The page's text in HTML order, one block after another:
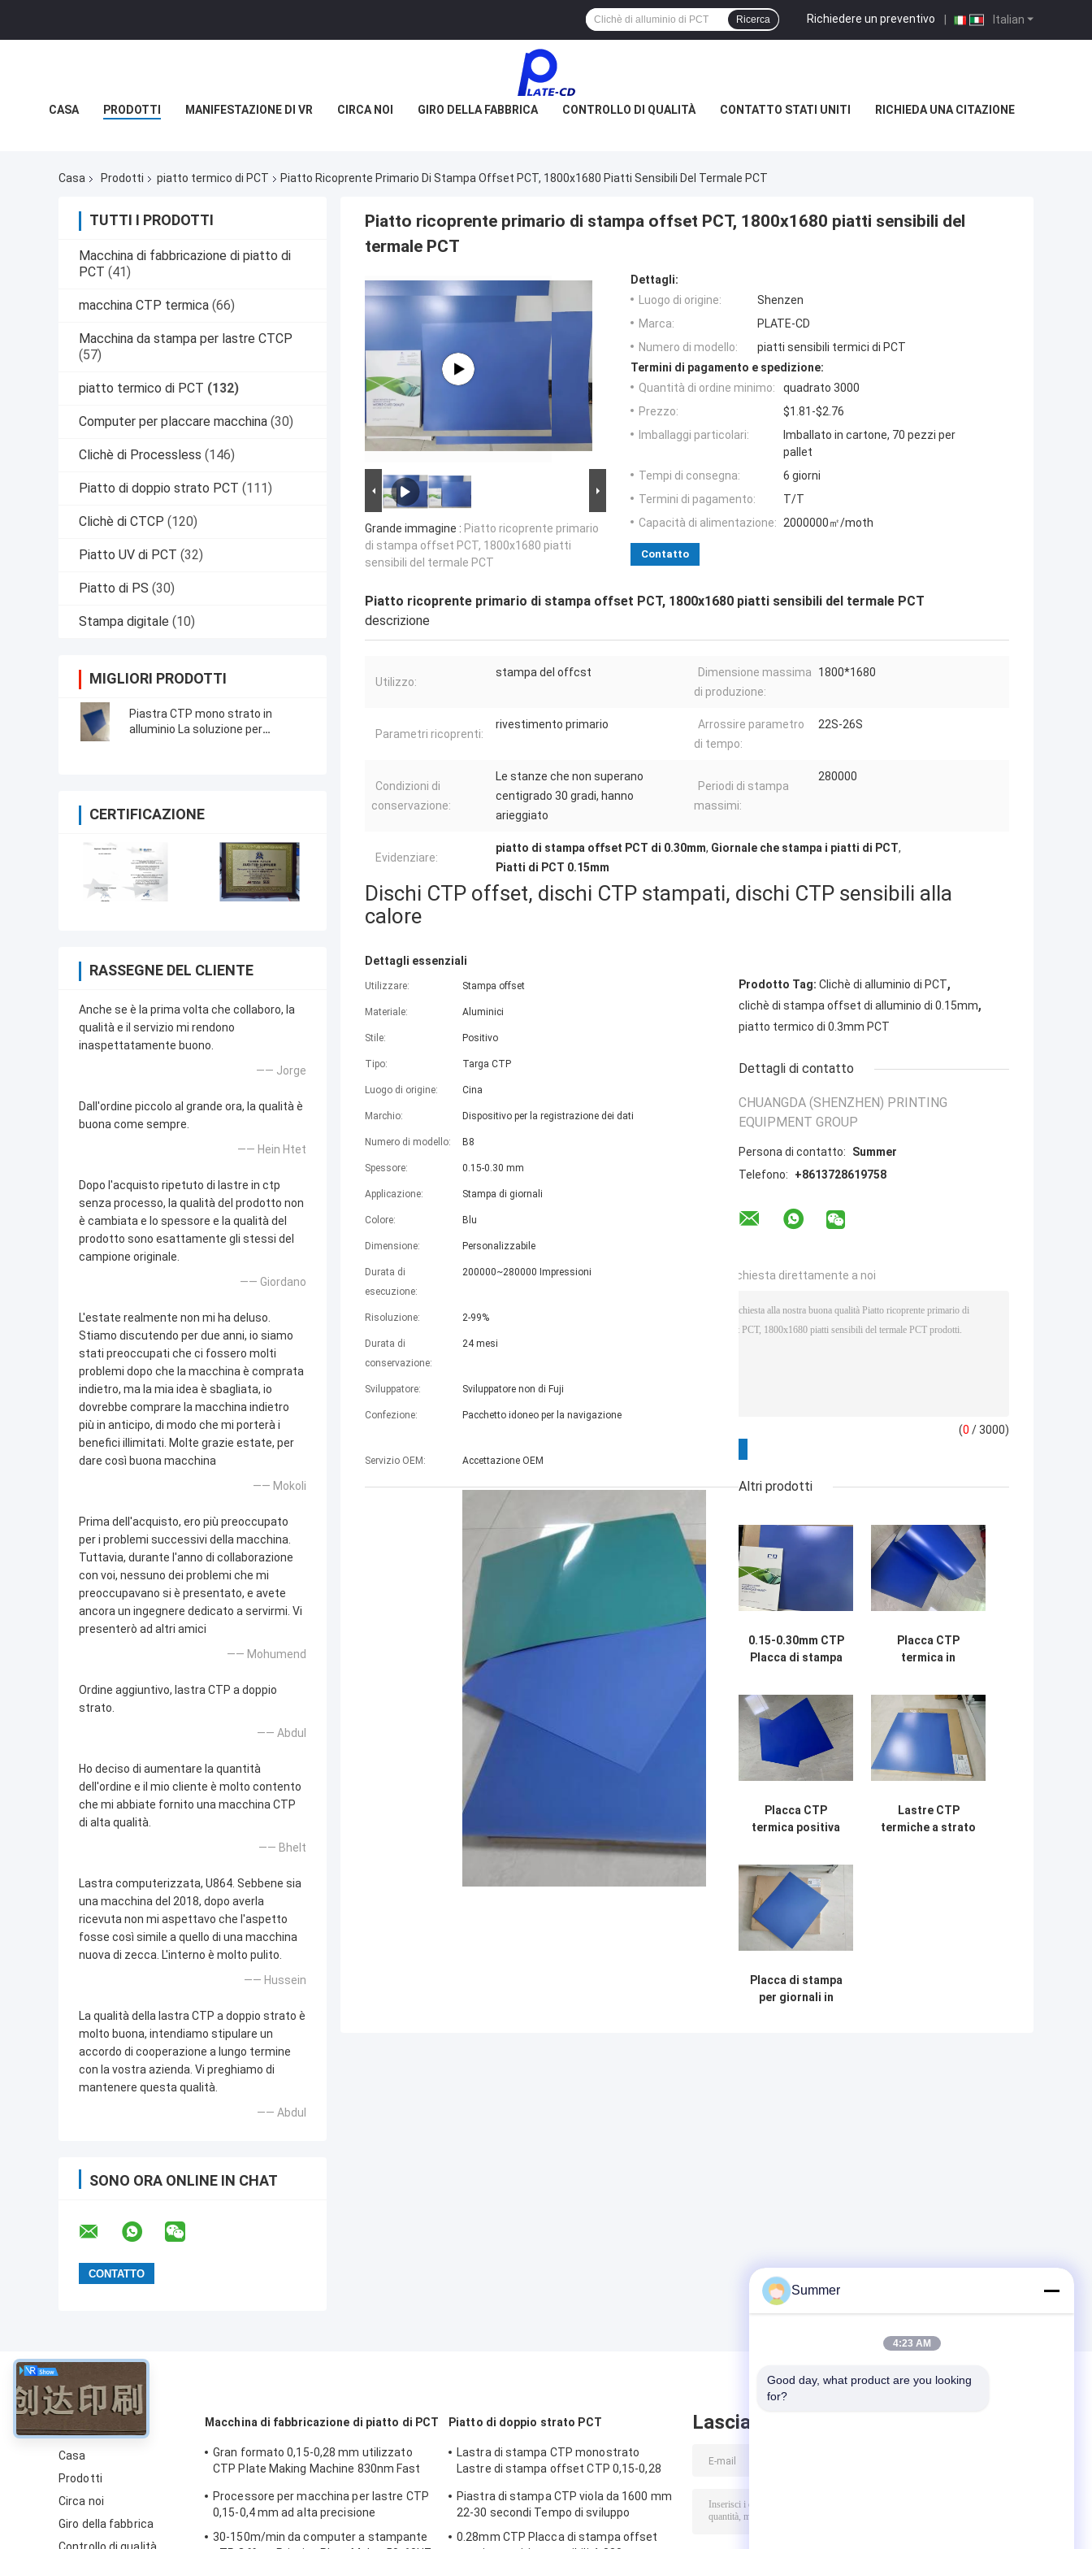
Italian
Richiedere un preventivo |
Ricerca
CASA PRODOTTI MANIFESTAZIONE DI VR CIRCA NOI GIRO DELLA FABBRICA CONTROLLO DI QUALITÀ CONTATTO STATI UNITI RICHIEDA UNA CITAZIONE
Casa Prodotti piatto termico di PCT Piatto Ricoprente Primario Di Stampa Offset PCT, 1800x1680 Piatti Sensibili Del Termale PCT
TUTTI I PRODOTTI
Macchina di fabbricazione di piatto di
PCT (41)
macchina CTP termica (66)
Macchina da stampa per lastre CTCP
(57)
piatto termico di PCT (132)
Computer per placcare macchina (30)
Clichè di Processless (146)
Piatto di doppio strato PCT (111)
Clichè di CTCP (120)
Piatto UV di PCT (32)
Piatto di PS (30)
Stampa digitale (10)
MIGLIORI PRODOTTI
Piastra CTP mono strato in
alluminio La soluzione per
CERTIFICAZIONE
RASSEGNE DEL CLIENTE
Anche se è la prima volta che collaboro, la
qualità e il servizio mi rendono
inaspettatamente buono.
—— Jorge
Dall'ordine piccolo al grande ora, la qualità è
buona come sempre.
—— Hein Htet
Dopo l'acquisto ripetuto di lastre in ctp
senza processo, la qualità del prodotto non
è cambiata e lo spessore e la qualità del
prodotto sono esattamente gli stessi del
campione originale.
—— Giordano
L'estate realmente non mi ha deluso.
Stiamo discutendo per due anni, io siamo
stati preoccupati che ci fossero molti
problemi dopo che la macchina è comprata
indietro, ma la mia idea è sbagliata, io
dovrebbe comprare la macchina indietro
più in anticipo, di modo che mi porterà i
benefici illimitati. Molte grazie estate, per
dare così buona macchina
—— Mokoli
Prima dell'acquisto, ero più preoccupato
per i problemi successivi della macchina.
Tuttavia, durante l'anno di collaborazione
con voi, nessuno dei problemi che mi
preoccupavano si è presentato, e avete
ancora un ingegnere dedicato a servirmi. Vi
presenterò ad altri amici
—— Mohumend
Ordine aggiuntivo, lastra CTP a doppio
strato.
—— Abdul
Ho deciso di aumentare la quantità
dell'ordine e il mio cliente è molto contento
che mi abbiate fornito una macchina CTP
di alta qualità.
—— Bhelt
Lastra computerizzata, U864. Sebbene sia
una macchina del 2018, dopo averla
ricevuta non mi aspettavo che l'aspetto
fosse così simile a quello di una macchina
nuova di zecca. L'interno è molto pulito.
—— Hussein
La qualità della lastra CTP a doppio strato è
molto buona, intendiamo stipulare un
accordo di cooperazione a lungo termine
con la vostra azienda. Vi preghiamo di
mantenere questa qualità.
—— Abdul
SONO ORA ONLINE IN CHAT
Piatto ricoprente primario di stampa offset PCT, 1800x1680 piatti sensibili del
termale PCT
Grande immagine : Piatto ricoprente primario
di stampa offset PCT, 1800x1680 piatti
sensibili del termale PCT
Dettagli:
Luogo di origine:
Shenzen
Marca:
PLATE-CD
Numero di modello:
piatti sensibili termici di PCT
Termini di pagamento e spedizione:
Quantità di ordine minimo:
quadrato 3000
Prezzo:
$1.81-$2.76
Imballaggi particolari:
Imballato in cartone, 70 pezzi per
pallet
Tempi di consegna:
6 giorni
Termini di pagamento:
T/T
Capacità di alimentazione: 2000000㎡/moth
Contatto
Piatto ricoprente primario di stampa offset PCT, 1800x1680 piatti sensibili del termale PCT
descrizione
Utilizzo:
stampa del offcst
Dimensione massima
di produzione:
1800*1680
Parametri ricoprenti:
rivestimento primario
Arrossire parametro
di tempo:
22S-26S
Condizioni di
conservazione:
Le stanze che non superano
centigrado 30 gradi, hanno
arieggiato
Periodi di stampa
massimi:
280000
Evidenziare:
piatto di stampa offset PCT di 0.30mm, Giornale che stampa i piatti di PCT,
Piatti di PCT 0.15mm
Dischi CTP offset, dischi CTP stampati, dischi CTP sensibili alla
calore
Dettagli essenziali
Utilizzare: Stampa offset
Materiale: Aluminici
Stile: Positivo
Tipo: Targa CTP
Luogo di origine: Cina
Marchio: Dispositivo per la registrazione dei dati
Numero di modello: B8
Spessore: 0.15-0.30 mm
Applicazione: Stampa di giornali
Colore: Blu
Dimensione: Personalizzabile
Durata di
esecuzione:
200000~280000 Impressioni
Risoluzione: 2-99%
Durata di
conservazione:
24 mesi
Sviluppatore: Sviluppatore non di Fuji
Confezione: Pacchetto idoneo per la navigazione
Servizio OEM: Accettazione OEM
Prodotto Tag: Clichè di alluminio di PCT,
clichè di stampa offset di alluminio di 0.15mm,
piatto termico di 0.3mm PCT
Dettagli di contatto
CHUANGDA (SHENZHEN) PRINTING
EQUIPMENT GROUP
Persona di contatto:
Summer
Telefono:
+8613728619758
Invia la tua richiesta direttamente a noi
(0 / 3000)
Altri prodotti
0.15-0.30mm CTP
Placca di stampa
mesi
Placca CTP
termica in
160mj/cm2 per la
stampa offset
Placca CTP
termica positiva
qualità e
efficienza di
stampa
Lastre CTP
termiche a strato
Placca di stampa
per giornali in
Casa
Prodotti
Circa noi
Giro della fabbrica
Macchina di fabbricazione di piatto di PCT
Gran formato 0,15-0,28 mm utilizzato
CTP Plate Making Machine 830nm Fast
Processore per macchina per lastre CTP
0,15-0,4 mm ad alta precisione
30-150m/min da computer a stampante
Piatto di doppio strato PCT
Lastra di stampa CTP monostrato
Lastre di stampa offset CTP 0,15-0,28
Piastra di stampa CTP viola da 1600 mm
22-30 secondi Tempo di sviluppo
0.28mm CTP Placca di stampa offset
Lasciare messaggio
Summer
4:23 AM
Good day, what product are you looking
for?